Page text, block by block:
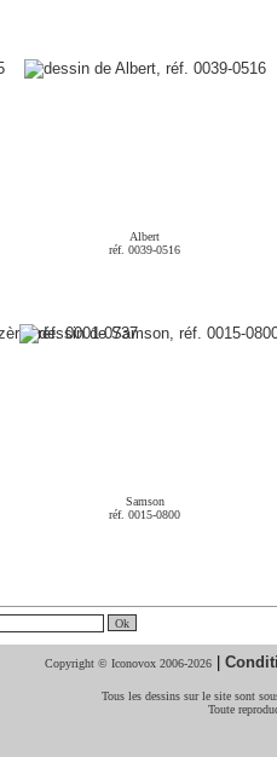
Albert
réf. 0039-0516
Samson
réf. 0015-0800
Copyright © Iconovox 2006-2026 |
Tous les dessins sur le site sont
Toute